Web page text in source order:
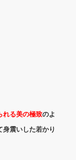
れる美の極致のよ
震いした若かり